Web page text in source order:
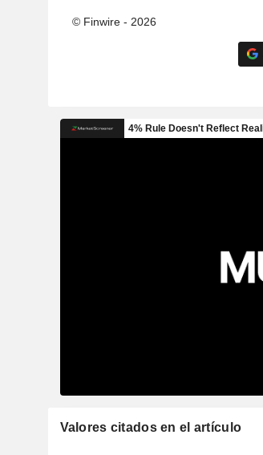
© Finwire - 2026
Valores citados en el artículo